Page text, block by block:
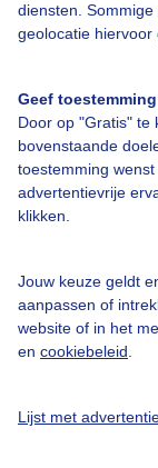
diensten.
geolocatie hiervoor
Geef
Door op "Gratis" te
bovenstaande
toestemming
advertentievrije
klikken.
Jouw keuze geldt
aanpassen of
website of in het
en cookiebeleid
Lijst met
Veelgestelde
Toegankelijkheid
Adverteren
Buienradar
Cookie beleid
Privacy
Gratis weerdata